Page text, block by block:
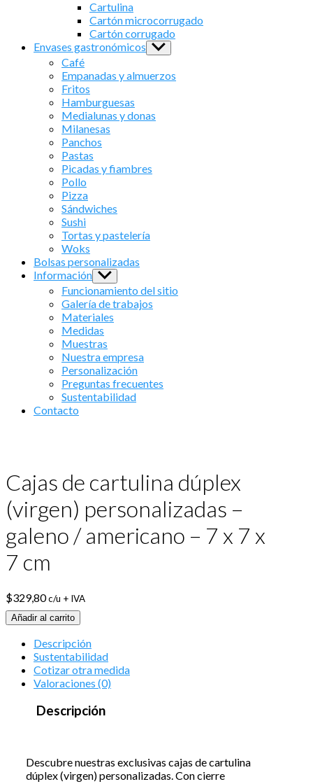
sub
menu
Cartulina
Cartón microcorrugado
Cartón corrugado
Envases gastronómicos Show
sub
Café
Empanadas y almuerzos
Fritos
Hamburguesas
Medialunas y donas
Milanesas
Panchos
Pastas
Picadas y fiambres
Pollo
Pizza
Sándwiches
Sushi
Tortas y pastelería
Woks
Bolsas personalizadas
Información Show
sub
menu
Funcionamiento del sitio
Galería de trabajos
Materiales
Medidas
Muestras
Nuestra empresa
Personalización
Preguntas frecuentes
Sustentabilidad
Contacto
Cajas de cartulina dúplex
(virgen) personalizadas –
galeno / americano – 7 x 7 x
7 cm
$329,80c/u + IVA
Añadir al carrito
Descripción
Sustentabilidad
Cotizar otra medida
Valoraciones (0)
Descripción
Descubre nuestras exclusivas cajas de cartulina
dúplex (virgen) personalizadas. Con cierre